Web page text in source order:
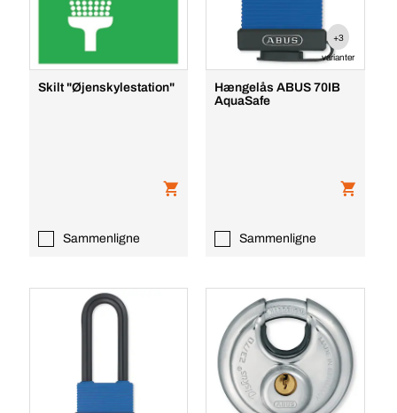
Skilt "Øjenskylestation"
Sammenligne
+3
varianter
Hængelås ABUS 70IB
AquaSafe
Sammenligne